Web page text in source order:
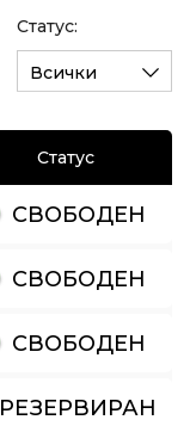
Статус:
Всички
Статус
СВОБОДЕН
СВОБОДЕН
СВОБОДЕН
РЕЗЕРВИРАН